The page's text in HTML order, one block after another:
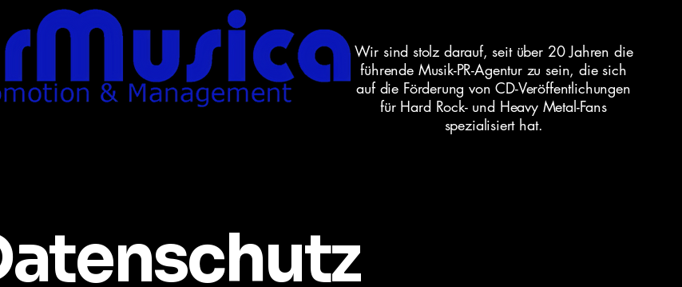
Wir sind stolz darauf, seit über 20 Jahren die
führende Musik-PR-Agentur zu sein, die sich
auf die Förderung von CD-Veröffentlichungen
für Hard Rock- und Heavy Metal-Fans
spezialisiert hat.